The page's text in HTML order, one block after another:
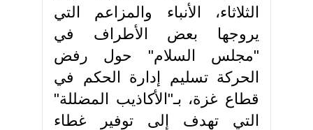
الثلاثاء، الأنباء والمزاعم التي
يروجها بعض الأطراف في
"مجلس السلام" حول رفض
الحركة تسليم إدارة الحكم في
قطاع غزة، بـ"الأكاذيب المضللة"
التي تهدف إلى توفير غطاء